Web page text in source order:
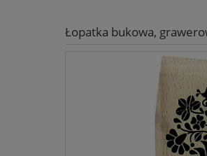
Łopatka bukowa,